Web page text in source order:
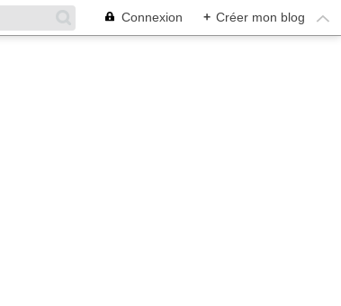
Connexion + Créer mon blog